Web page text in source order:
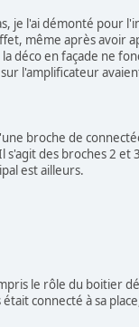
je l'ai démonté pour
même après avoir
déco en façade ne
l'amplificateur
broche de
s'agit des broches 2 et
est ailleurs.
le rôle du boitier
connecté à sa